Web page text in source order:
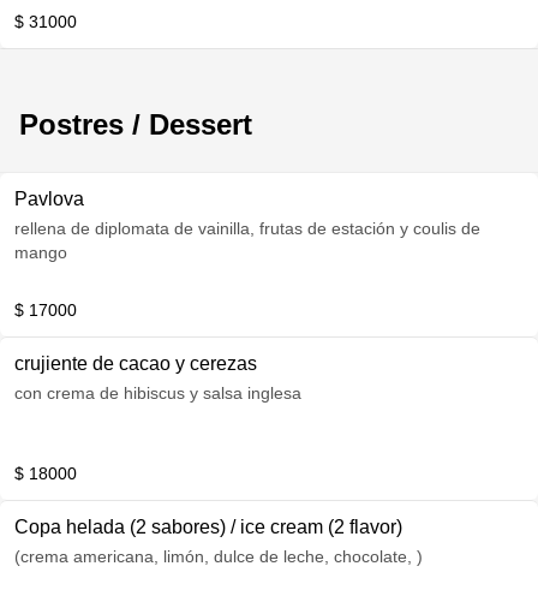
$ 31000
Postres / Dessert
Pavlova
rellena de diplomata de vainilla, frutas de estación y coulis de
mango
$ 17000
crujiente de cacao y cerezas
con crema de hibiscus y salsa inglesa
$ 18000
Copa helada (2 sabores) / ice cream (2 flavor)
(crema americana, limón, dulce de leche, chocolate, )